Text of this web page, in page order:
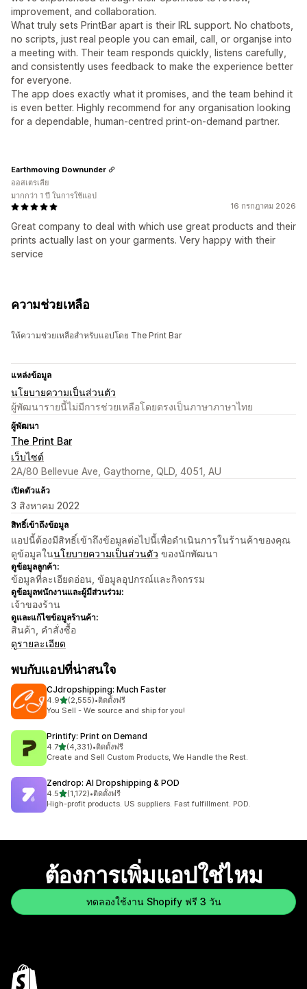
improvement, and collaboration.
What truly sets PrintBar apart is their IRL support. No chatbots,
no scripts, just real people you can email, call, or organjse into
a meeting with. Their team responds quickly, listens carefully,
and consistently uses feedback to make the experience better
for everyone.
The app does exactly what it promises, and the team behind it
is even better. Highly recommend for any organisation looking
for a dependable, human‑centred print‑on‑demand partner.
16 กรกฎาคม 2026
Great company to deal with which use great products and their
prints actually last on your garments. Very happy with their
service
Earthmoving Downunder
ออสเตรเลีย
มากกว่า 1 ปี ในการใช้แอป
ความช่วยเหลือ
ให้ความช่วยเหลือสำหรับแอปโดย The Print Bar
แหล่งข้อมูล
นโยบายความเป็นส่วนตัว
ผู้พัฒนารายนี้ไม่มีการช่วยเหลือโดยตรงเป็นภาษาภาษาไทย
ผู้พัฒนา
The Print Bar
เว็บไซต์
2A/80 Bellevue Ave, Gaythorne, QLD, 4051, AU
เปิดตัวแล้ว
3 สิงหาคม 2022
สิทธิ์เข้าถึงข้อมูล
แอปนี้ต้องมีสิทธิ์เข้าถึงข้อมูลต่อไปนี้เพื่อดำเนินการในร้านค้าของคุณ
ดูข้อมูลในนโยบายความเป็นส่วนตัว ของนักพัฒนา
ดูข้อมูลลูกค้า:
ข้อมูลที่ละเอียดอ่อน, ข้อมูลอุปกรณ์และกิจกรรม
ดูข้อมูลพนักงานและผู้มีส่วนร่วม:
เจ้าของร้าน
ดูและแก้ไขข้อมูลร้านค้า:
สินค้า, คำสั่งซื้อ
ดูรายละเอียด
พบกับแอปที่น่าสนใจ
CJdropshipping: Much Faster
4.9เต็ม 5 ดาว
(2,555)
ทั้งหมด 2555 รีวิว
•ติดตั้งฟรี
You Sell - We source and ship for you!
Printify: Print on Demand
4.7เต็ม 5 ดาว
(4,331)
ทั้งหมด 4331 รีวิว
•ติดตั้งฟรี
Create and Sell Custom Products, We Handle the Rest.
Zendrop: AI Dropshipping & POD
4.5เต็ม 5 ดาว
(1,172)
ทั้งหมด 1172 รีวิว
•ติดตั้งฟรี
High-profit products. US suppliers. Fast fulfillment. POD.
ต้องการเพิ่มแอปใช่ไหม
ทดลองใช้งาน Shopify ฟรี 3 วัน